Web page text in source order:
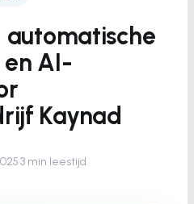
AI-
Kaynad
·3 min leestijd